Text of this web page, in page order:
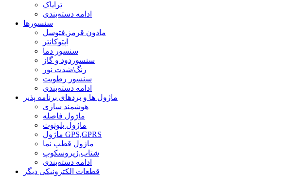
ترایاک
ادامه دسته‌بندی
سنسورها
مادون قرمز,فتوسل
اپتوکانتر
سنسور دما
سنسوردود و گاز
رنگ/شدت نور
سنسور رطوبت
ادامه دسته‌بندی
ماژول ها و بردهای برنامه پذیر
هوشمند سازی
ماژول فاصله
ماژول بلوتوث
ماژول GPS,GPRS
ماژول قطب نما
شتاب,ژیروسکوپ
ادامه دسته‌بندی
قطعات الکترونیکی دیگر